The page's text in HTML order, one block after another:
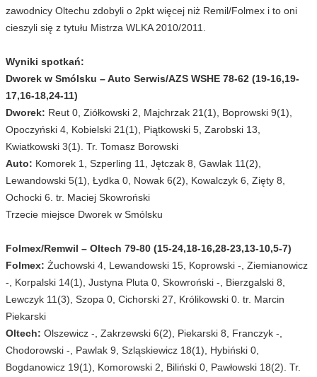
zawodnicy Oltechu zdobyli o 2pkt więcej niż Remil/Folmex i to oni
cieszyli się z tytułu Mistrza WLKA 2010/2011.
Wyniki spotkań:
Dworek w Smólsku – Auto Serwis/AZS WSHE 78-62 (19-16,19-
17,16-18,24-11)
Dworek: Reut 0, Ziółkowski 2, Majchrzak 21(1), Boprowski 9(1),
Opoczyński 4, Kobielski 21(1), Piątkowski 5, Zarobski 13,
Kwiatkowski 3(1). Tr. Tomasz Borowski
Auto: Komorek 1, Szperling 11, Jętczak 8, Gawlak 11(2),
Lewandowski 5(1), Łydka 0, Nowak 6(2), Kowalczyk 6, Zięty 8,
Ochocki 6. tr. Maciej Skowroński
Trzecie miejsce Dworek w Smólsku
Folmex/Remwil – Oltech 79-80 (15-24,18-16,28-23,13-10,5-7)
Folmex: Żuchowski 4, Lewandowski 15, Koprowski -, Ziemianowicz
-, Korpalski 14(1), Justyna Pluta 0, Skowroński -, Bierzgalski 8,
Lewczyk 11(3), Szopa 0, Cichorski 27, Królikowski 0. tr. Marcin
Piekarski
Oltech: Olszewicz -, Zakrzewski 6(2), Piekarski 8, Franczyk -,
Chodorowski -, Pawlak 9, Szląskiewicz 18(1), Hybiński 0,
Bogdanowicz 19(1), Komorowski 2, Biliński 0, Pawłowski 18(2). Tr.